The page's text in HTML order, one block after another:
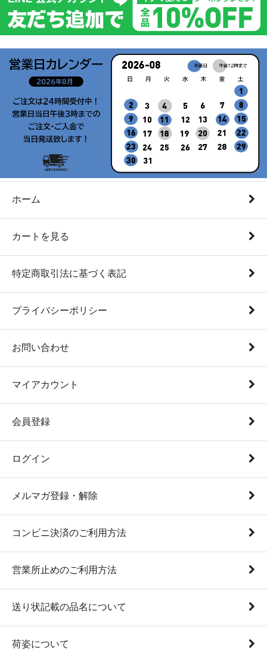
ホーム
カートを見る
特定商取引法に基づく表記
プライバシーポリシー
お問い合わせ
マイアカウント
会員登録
ログイン
メルマガ登録・解除
コンビニ決済のご利用方法
営業所止めのご利用方法
送り状記載の品名について
荷姿について